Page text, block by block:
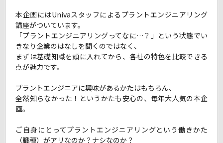
本企画にはUnivaスタッフによるプラントエンジニアリング
講座がついています。
「プラントエンジニアリングってなに…？」という状態でい
きなり企業のはなしを聞くのではなく、
まずは基礎知識を頭に入れてから、各社の特色を比較できる
点が魅力です。
プラントエンジニアに興味があるかたはもちろん、
全然知らなかった！というかたも安心の、毎年大人気の本企
画。
ご自身にとってプラントエンジニアリングという働きかた
（職種）がアリなのか？ナシなのか？